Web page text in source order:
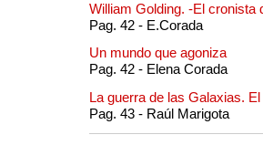
William Golding. -El cronista
Pag. 42 - E.Corada
Un mundo que agoniza
Pag. 42 - Elena Corada
La guerra de las Galaxias.
Pag. 43 - Raúl Marigota